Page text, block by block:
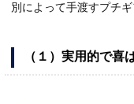
別によって手渡すプチ
（１）実用的で喜